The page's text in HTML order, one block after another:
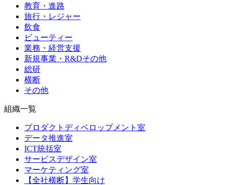
教育・進路
旅行・レジャー
飲食
ビューティー
業務・経営支援
新規事業・R&Dその他
総研
横断
その他
組織一覧
プロダクトディベロップメント室
データ推進室
ICT統括室
サービスデザイン室
マーケティング室
【全社横断】学生向け